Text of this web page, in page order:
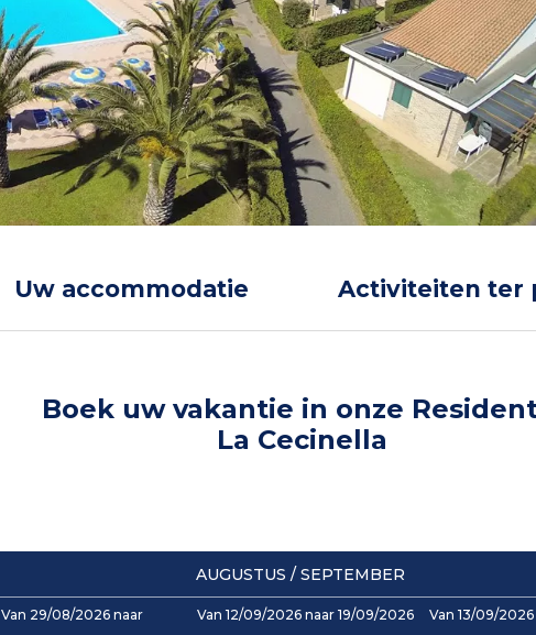
Uw accommodatie Activiteiten ter
Boek uw vakantie in onze
La Cecinella
AUGUSTUS / SEPTEMBER
Van 29/08/2026 naar
Van 12/09/2026 naar 19/09/2026 Van 13/09/